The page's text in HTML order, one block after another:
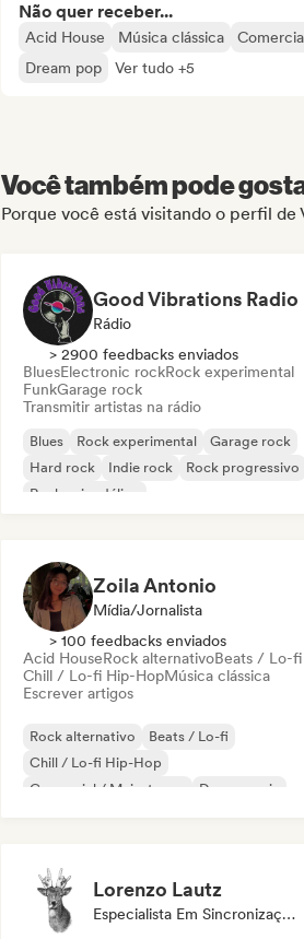
Não quer receber...
Acid House Música clássica
Dream pop
Ver tudo +5
Você também pode
Porque você está visitando o perfil de
Good Vibrations Radio
Rádio
> 2900 feedbacks enviados
BluesElectronic rockRock experimental
FunkGarage rock
Transmitir artistas na rádio
Blues Rock experimental
Garage rock
Hard rock
Indie rock
Rock progressivo
Rock psicodélico
Zoila Antonio
Mídia/Jornalista
> 100 feedbacks enviados
Acid HouseRock alternativoBeats / Lo-fi
Chill / Lo-fi Hip-HopMúsica clássica
Escrever artigos
Rock alternativo
Beats / Lo-fi
Chill / Lo-fi Hip-Hop
Comercial / Mainstream
Dance music
Lorenzo Lautz
Especialista Em Sincronização